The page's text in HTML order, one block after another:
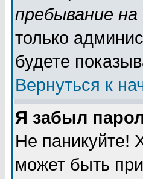
пребывание
только
будете
Вернуться к
Я забыл
Не паникуйте!
может быть